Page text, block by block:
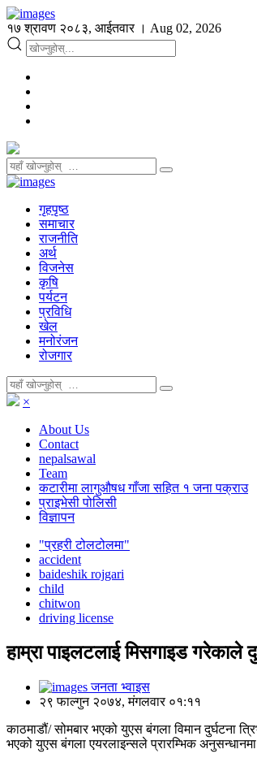
१७ श्रावण २०८३, आईतवार । Aug 02, 2026
गृहपृष्ठ
समाचार
राजनीति
अर्थ
विजनेस
कृषि
पर्यटन
प्रविधि
खेल
मनोरंजन
रोजगार
×
About Us
Contact
nepalsawal
Team
कटारीमा लागुऔषध गाँजा सहित १ जना पक्राउ
प्राइभेसी पोलिसी
विज्ञापन
"प्रहरी टोलटोलमा"
accident
baideshik rojgari
child
chitwon
driving license
हाम्रा पाइलटलाई मिसगाइड गरेकाले
जनता भ्वाइस
२९ फाल्गुन २०७४, मंगलवार ०१:११
काठमाडौं/ सोमबार भएको युएस बंगला विमान दुर्घटना
भएको युएस बंगला एयरलाइन्सले प्रारम्भिक